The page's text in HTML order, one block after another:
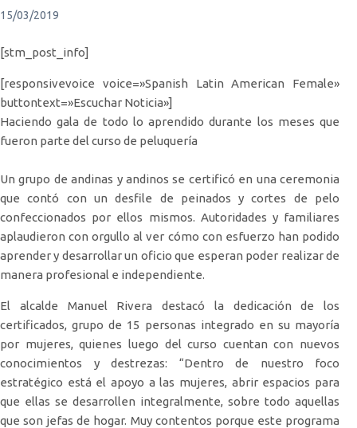
15/03/2019
[stm_post_info]
[responsivevoice voice=»Spanish Latin American Female»
buttontext=»Escuchar Noticia»]
Haciendo gala de todo lo aprendido durante los meses que
fueron parte del curso de peluquería
Un grupo de andinas y andinos se certificó en una ceremonia
que contó con un desfile de peinados y cortes de pelo
confeccionados por ellos mismos. Autoridades y familiares
aplaudieron con orgullo al ver cómo con esfuerzo han podido
aprender y desarrollar un oficio que esperan poder realizar de
manera profesional e independiente.
El alcalde Manuel Rivera destacó la dedicación de los
certificados, grupo de 15 personas integrado en su mayoría
por mujeres, quienes luego del curso cuentan con nuevos
conocimientos y destrezas: “Dentro de nuestro foco
estratégico está el apoyo a las mujeres, abrir espacios para
que ellas se desarrollen integralmente, sobre todo aquellas
que son jefas de hogar. Muy contentos porque este programa